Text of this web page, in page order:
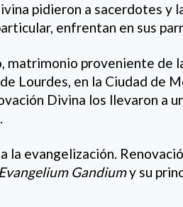
pidieron a sacerdotes y
enfrentan en sus
matrimonio proveniente de
Lourdes, en la Ciudad de
Divina los llevaron a
la evangelización.
Evangelium Gandiumy su